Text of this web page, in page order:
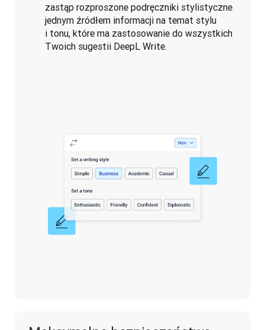
zastąp rozproszone podręczniki stylistyczne
jednym źródłem informacji na temat stylu
i tonu, które ma zastosowanie do wszystkich
Twoich sugestii DeepL Write.